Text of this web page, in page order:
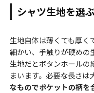
シャツ生地を選
生地自体は薄くても厚く
細かい、手触りが硬めの
生地だとボタンホールの
まいます。必要な長さは
なものでポケットの柄を